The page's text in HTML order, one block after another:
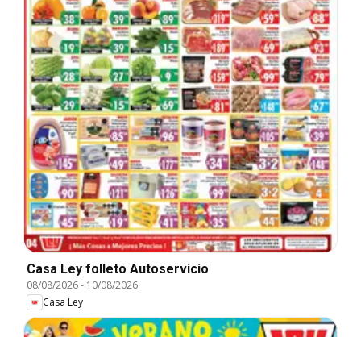
Casa Ley folleto Autoservicio
08/08/2026- 10/08/2026
Casa Ley